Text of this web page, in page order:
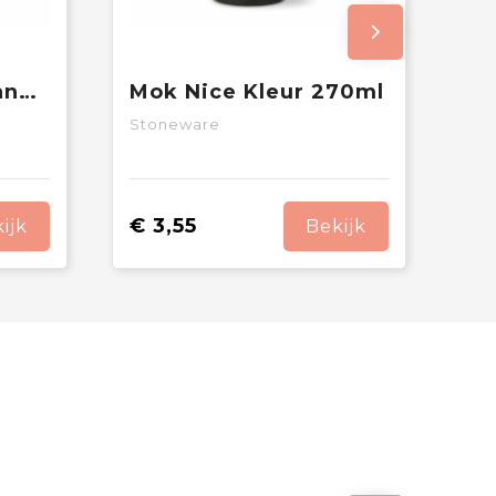
Kop & schotel Milano 160ml Mok Nice Kleur 270ml
Stoneware
€ 3,55 Bekijk